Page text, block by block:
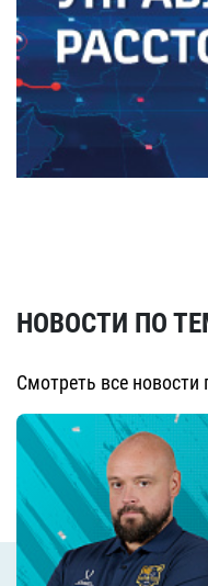
НОВОСТИ ПО
Смотреть все новости